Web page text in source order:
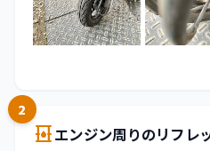
2
oil_barrelエンジン周りのリフレ